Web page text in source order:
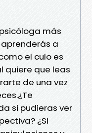
más
aprenderás a
el culo es
quiere que leas
de una vez
si pudieras ver
¿Si